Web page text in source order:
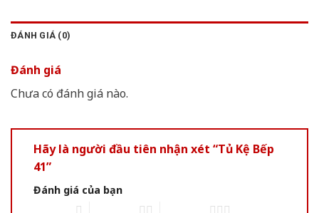
ĐÁNH GIÁ (0)
Đánh giá
Chưa có đánh giá nào.
Hãy là người đầu tiên nhận xét “Tủ Kệ Bếp
41”
Đánh giá của bạn